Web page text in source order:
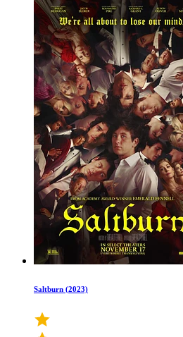
Saltburn (2023)